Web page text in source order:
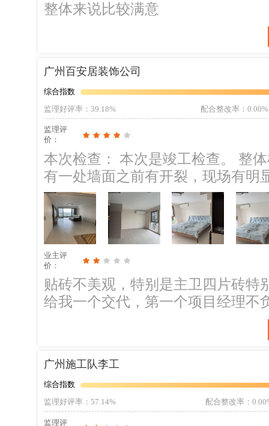
整体来说比较满意
广州百安居装饰公司
综合指数
监理好评率 ：39.18% 配合整改率：0.00%
监理评
价：
本次检查： 本次是竣工检查。 整
有一处墙面之前有开裂，现场有明
要整面墙体修补，不能有明显的色
微的反水，需要确定原因。；整
做好密封，不能有渗水反水等情况
业主评
价：
贴砖不美观，特别是主卫四片砖特
给我一个交代，第一个项目经理不
广州施工队李工
综合指数
监理好评率 ：57.14% 配合整改率：
监理评